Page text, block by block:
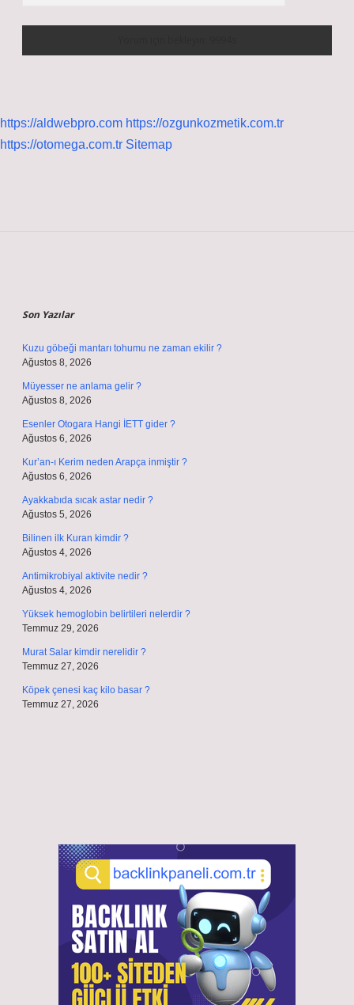
https://aldwebpro.com https://ozgunkozmetik.com.tr
https://otomega.com.tr Sitemap
Son Yazılar
Kuzu göbeği mantarı tohumu ne zaman ekilir ?
Ağustos 8, 2026
Müyesser ne anlama gelir ?
Ağustos 8, 2026
Esenler Otogara Hangi İETT gider ?
Ağustos 6, 2026
Kur’an-ı Kerim neden Arapça inmiştir ?
Ağustos 6, 2026
Ayakkabıda sıcak astar nedir ?
Ağustos 5, 2026
Bilinen ilk Kuran kimdir ?
Ağustos 4, 2026
Antimikrobiyal aktivite nedir ?
Ağustos 4, 2026
Yüksek hemoglobin belirtileri nelerdir ?
Temmuz 29, 2026
Murat Salar kimdir nerelidir ?
Temmuz 27, 2026
Köpek çenesi kaç kilo basar ?
Temmuz 27, 2026